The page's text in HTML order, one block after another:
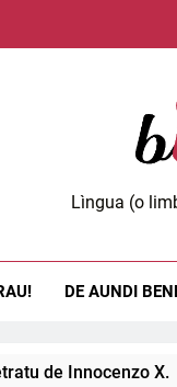
Lìngua (o
DE AUNDI
X.